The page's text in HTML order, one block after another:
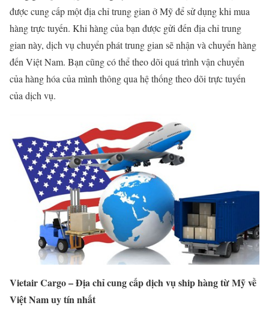
được cung cấp một địa chỉ trung gian ở Mỹ để sử dụng khi mua
hàng trực tuyến. Khi hàng của bạn được gửi đến địa chỉ trung
gian này, dịch vụ chuyển phát trung gian sẽ nhận và chuyển hàng
đến Việt Nam. Bạn cũng có thể theo dõi quá trình vận chuyển
của hàng hóa của mình thông qua hệ thống theo dõi trực tuyến
của dịch vụ.
Vietair Cargo – Địa chỉ cung cấp dịch vụ ship hàng từ Mỹ về
Việt Nam uy tín nhất